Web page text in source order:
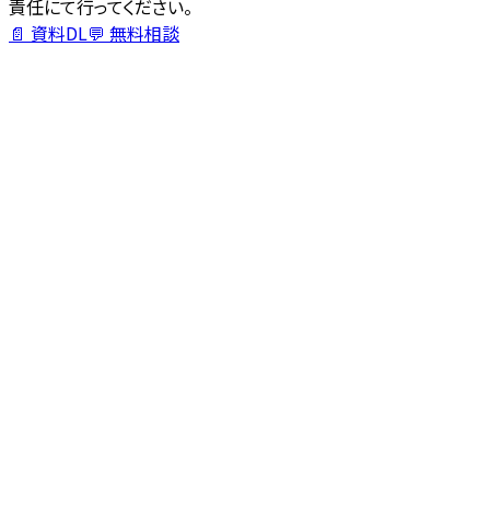
責任にて行ってください。
📄 資料DL💬 無料相談